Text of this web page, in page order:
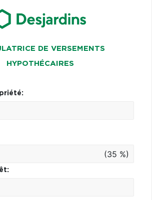
DE VERSEMENTS
HYPOTHÉCAIRES
(35 %)